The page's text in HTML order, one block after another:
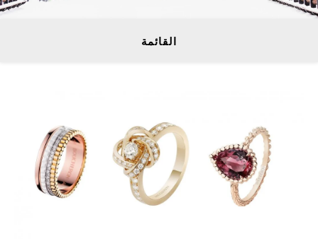
القائمة